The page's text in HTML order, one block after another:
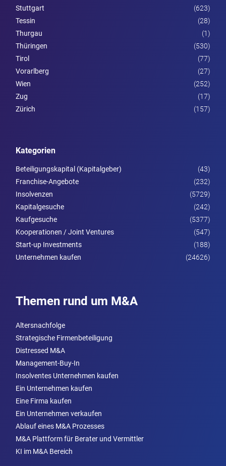
Stuttgart
(623)
Tessin
(28)
Thurgau
(1)
Thüringen
(530)
Tirol
(77)
Vorarl­berg
(27)
Wien
(252)
Zug
(17)
Zürich
(157)
Kategorien
Beteiligungskapital (Kapitalgeber)
(43)
Franchise-Angebote
(232)
Insolvenzen
(5729)
Kapitalgesuche
(242)
Kaufgesuche
(5377)
Kooperationen / Joint Ventures
(547)
Start-up Investments
(188)
Unternehmen kaufen
(24626)
Themen rund um M&A
Altersnachfolge
Strategische Firmenbeteiligung
Distressed M&A
Management-Buy-In
Insolventes Unternehmen kaufen
Ein Unternehmen kaufen
Eine Firma kaufen
Ein Unternehmen verkaufen
Ablauf eines M&A Prozesses
M&A Plattform für Berater und Vermittler
KI im M&A Bereich